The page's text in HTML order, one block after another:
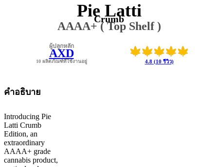
Pie Latti
Crumb
AAAA+ ( Top Shelf )
4.8 (10 รีวิว)
ผู้ปลูกหลัก
AXD
10 ผลิตภัณฑ์ที่ใช้งานอยู่
คำอธิบาย
Introducing Pie
Latti Crumb
Edition, an
extraordinary
AAAA+ grade
cannabis product,